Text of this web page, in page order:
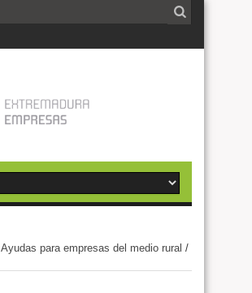
Ayudas para empresas del medio rural /